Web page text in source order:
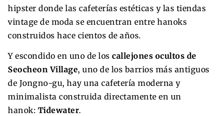
hipster donde las cafeterías estéticas y las tiendas
vintage de moda se encuentran entre hanoks
construidos hace cientos de años.
Y escondido en uno de los callejones ocultos de
Seocheon Village, uno de los barrios más antiguos
de Jongno-gu, hay una cafetería moderna y
minimalista construida directamente en un
hanok: Tidewater.